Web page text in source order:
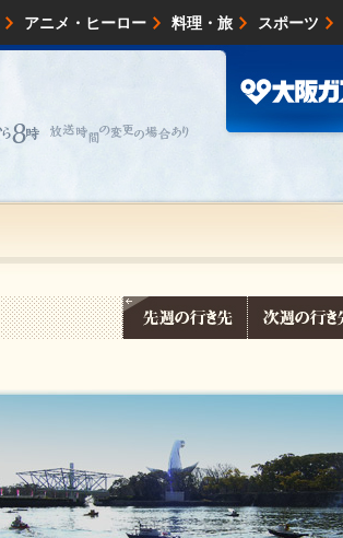
アニメ・ヒーロー 料理・旅 スポーツ